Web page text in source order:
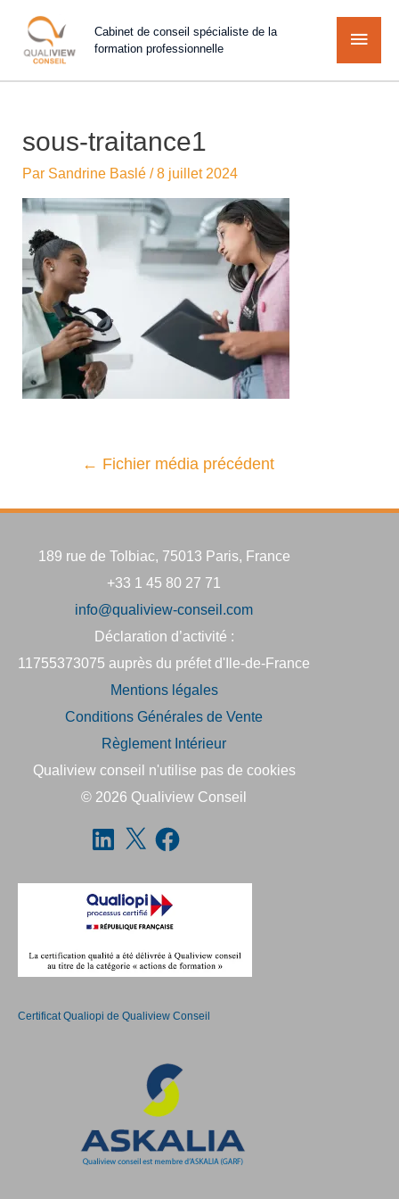
Cabinet de conseil spécialiste de la
formation professionnelle
sous-traitance1
Par Sandrine Baslé /8 juillet 2024
← Fichier média précédent
189 rue de Tolbiac, 75013 Paris, France
+33 1 45 80 27 71
info@qualiview-conseil.com
Déclaration d’activité :
11755373075 auprès du préfet d'Ile-de-France
Mentions légales
Conditions Générales de Vente
Règlement Intérieur
Qualiview conseil n'utilise pas de cookies
© 2026 Qualiview Conseil
Certificat Qualiopi de Qualiview Conseil